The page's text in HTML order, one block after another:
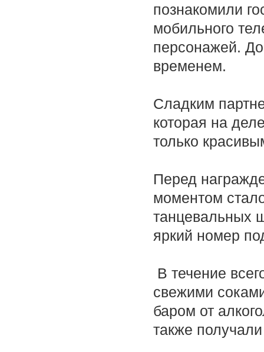
познакомили
мобильного
персонажей.
временем.
Сладким
которая на
только
Перед
моментом
танцевальных
яркий номер
В течение
свежими
баром от
также